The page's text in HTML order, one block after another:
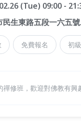
(Tue) 09:00 -
民生東路五段一六五
免費報名 初
禪修班，歡迎對佛教有